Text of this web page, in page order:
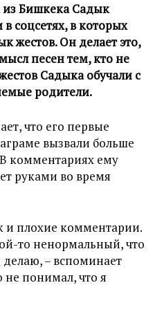
Бишкека Садык
соцсетях, в которых
жестов. Он делает это,
песен тем, кто не
Садыка обучали с
родители.
что его первые
вызвали больше
комментариях ему
руками во время
и плохие комментарии.
то ненормальный, что
– вспоминает
не понимал, что я